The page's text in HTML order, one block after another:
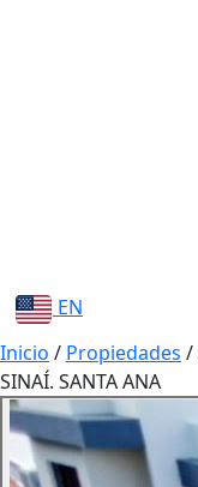
EN
Inicio / Propiedades /
SINAÍ. SANTA ANA